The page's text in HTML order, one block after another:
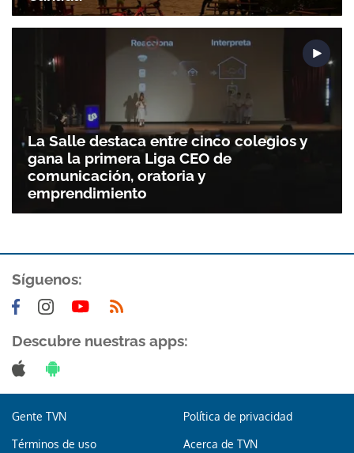
Gracias por suscribirte a nuestro boletín.
La Salle destaca entre cinco colegios y
gana la primera Liga CEO de
comunicación, oratoria y
emprendimiento
Síguenos:
Descubre nuestras apps:
Gente TVN Política de privacidad
Términos de uso Acerca de TVN